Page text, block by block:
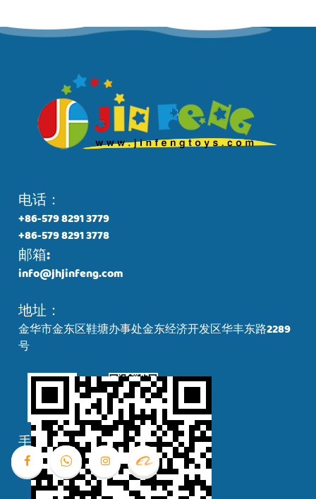
电话：
+86-579 8291 3779
+86-579 8291 3778
邮箱:
info@jhjinfeng.com
地址：
金华市金东区鞋塘办事处金东经济开发区华丰东路2289
号
手机二维码 商店二维码